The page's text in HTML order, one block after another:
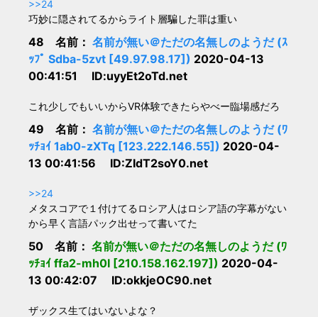
>>24
巧妙に隠されてるからライト層騙した罪は重い
48 名前： 名前が無い＠ただの名無しのようだ (ｽ
ｯﾌﾟ Sdba-5zvt [49.97.98.17]) 2020-04-13
00:41:51 ID:uyyEt2oTd.net
これ少しでもいいからVR体験できたらやべー臨場感だろ
49 名前： 名前が無い＠ただの名無しのようだ (ﾜ
ｯﾁｮｲ 1ab0-zXTq [123.222.146.55]) 2020-04-
13 00:41:56 ID:ZIdT2soY0.net
>>24
メタスコアで１付けてるロシア人はロシア語の字幕がない
から早く言語パック出せって書いてた
50 名前： 名前が無い＠ただの名無しのようだ (ﾜ
ｯﾁｮｲ ffa2-mh0I [210.158.162.197]) 2020-04-
13 00:42:07 ID:okkjeOC90.net
ザックス生てはいないよな？